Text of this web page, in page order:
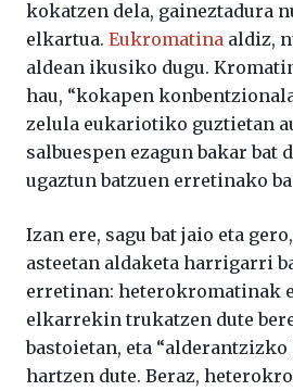
kokatzen dela, gaineztadura
elkartua. Eukromatina aldiz,
aldean ikusiko dugu.
hau, “kokapen
zelula eukariotiko guztietan
salbuespen ezagun bakar bat
ugaztun batzuen erretinako
Izan ere, sagu bat jaio eta
asteetan aldaketa harrigarri
erretinan: heterokromatinak
elkarrekin trukatzen dute
bastoietan, eta “alderantzizko
hartzen dute. Beraz,